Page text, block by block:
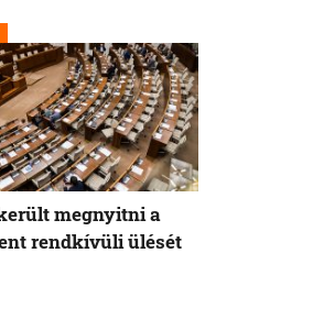
megnyitni a
rendkívüli ülését